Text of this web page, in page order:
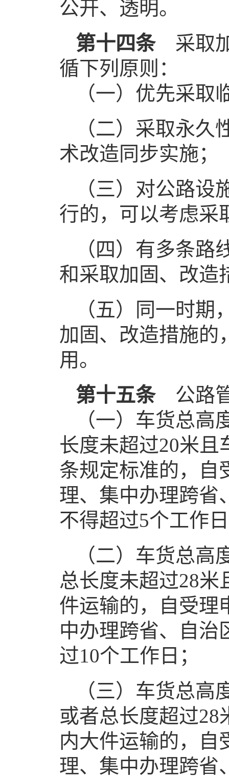
公开、透明。
第十四条采取加
循下列原则：
（一）优先采
（二）采取永
术改造同步实施；
（三）对公路
行的，可以考虑采
（四）有多条
和采取加固、改造
（五）同一时
加固、改造措施的
用。
第十五条公路管
（一）车货总
长度未超过20米
条规定标准的，自
理、集中办理跨省
不得超过5个工作
（二）车货总
总长度未超过28米
件运输的，自受理
中办理跨省、自治
过10个工作日；
（三）车货总
或者总长度超过28
内大件运输的，自
理、集中办理跨省